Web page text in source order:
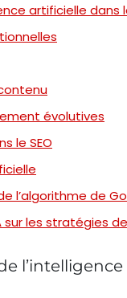
artificielle dans
évolutives
le SEO
l’algorithme de
sur les stratégies